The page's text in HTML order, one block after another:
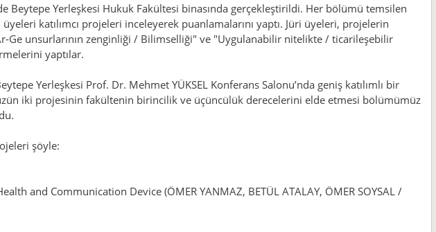
Beytepe Yerleşkesi Hukuk Fakültesi binasında gerçekleştirildi. Her bölümü temsilen
katılımcı projeleri inceleyerek puanlamalarını yaptı. Jüri üyeleri, projelerin
Ge unsurlarının zenginliği / Bilimselliği" ve "Uygulanabilir nitelikte / ticarileşebilir
yaptılar.
Yerleşkesi Prof. Dr. Mehmet YÜKSEL Konferans Salonu’nda geniş katılımlı bir
iki projesinin fakültenin birincilik ve üçüncülük derecelerini elde etmesi bölümümüz
şöyle:
and Communication Device (ÖMER YANMAZ, BETÜL ATALAY, ÖMER SOYSAL /